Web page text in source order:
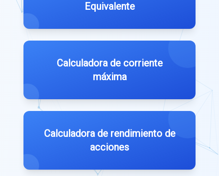
Equivalente
Calculadora de corriente
máxima
Calculadora de rendimiento de
acciones